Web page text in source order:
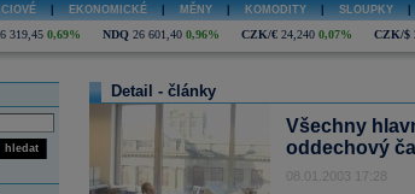
EKONOMICKÉ MĚNY KOMODITY SLOUPKY
319,45 0,69% NDQ 26 601,40 0,96% CZK/€ 24,240 0,07% CZK/$
hledat
Detail - články
Všechny
oddechový
08.01.2003 17:28